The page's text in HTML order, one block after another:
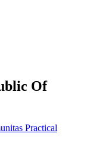
Of
Practical